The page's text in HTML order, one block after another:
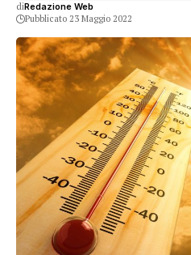
diRedazione Web
Pubblicato 23 Maggio 2022